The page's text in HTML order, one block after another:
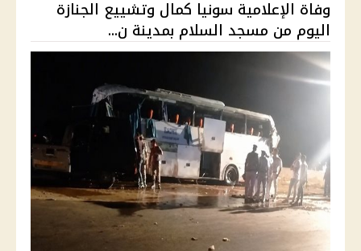
وفاة الإعلامية سونيا كمال وتشييع الجنازة
اليوم من مسجد السلام بمدينة ن...